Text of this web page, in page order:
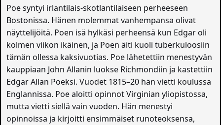
Poe syntyi irlantilais-skotlantilaiseen perheeseen
Bostonissa. Hänen molemmat vanhempansa olivat
näyttelijöitä. Poen isä hylkäsi perheensä kun Edgar oli
kolmen viikon ikäinen, ja Poen äiti kuoli tuberkuloosiin
tämän ollessa kaksivuotias. Poe lähetettiin menestyvän
kauppiaan John Allanin luokse Richmondiin ja kastettiin
Edgar Allan Poeksi. Vuodet 1815–20 hän vietti koulussa
Englannissa. Poe aloitti opinnot Virginian yliopistossa,
mutta vietti siellä vain vuoden. Hän menestyi
opinnoissa ja kirjoitti ensimmäiset runoteoksensa,